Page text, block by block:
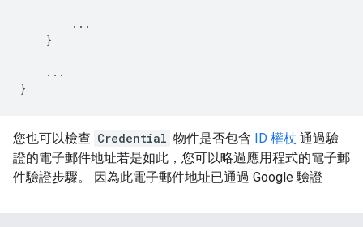
...
}
...
}
您也可以檢查 Credential 物件是否包含 ID 權杖 通過驗
證的電子郵件地址若是如此，您可以略過應用程式的電子郵
件驗證步驟。 因為此電子郵件地址已通過 Google 驗證